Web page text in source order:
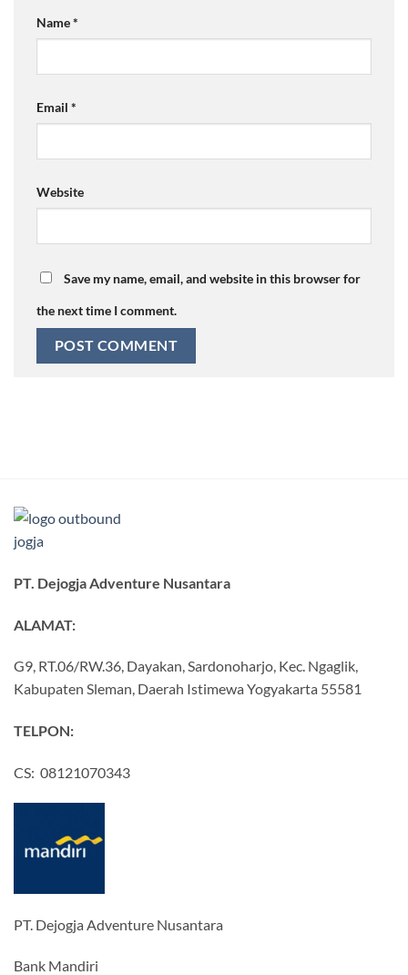
Name*
Email *
Website
Save my name, email, and website in this browser for
the next time I comment.
PT. Dejogja Adventure Nusantara
ALAMAT:
G9, RT.06/RW.36, Dayakan, Sardonoharjo, Kec. Ngaglik,
Kabupaten Sleman, Daerah Istimewa Yogyakarta 55581
TELPON:
CS: 08121070343
PT. Dejogja Adventure Nusantara
Bank Mandiri